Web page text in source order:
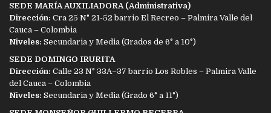
SEDE MARÍA AUXILIADORA (Administrativa)
Dirección: Cra 25 N° 21-52 barrio El Recreo – Palmira Valle del
Cauca – Colombia
Niveles: Secundaria y Media (Grados de 6° a 10°)
SEDE DOMINGO IRURITA
Dirección: Calle 23 N° 33A–37 barrio Los Robles – Palmira Valle
del Cauca – Colombia
Niveles: Secundaria y Media (Grado 6° a 11°)